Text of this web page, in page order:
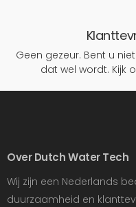
Geen gezeur. Bent u
dat wel wordt. Kijk
Over Dutch Water Tech
Wij zijn een Nederlands
duurzaamheid en